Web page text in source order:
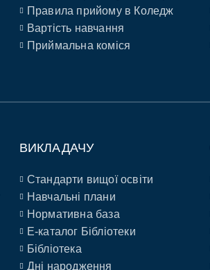
Правила прийому в Коледж
Вартість навчання
Приймальна коміся
ВИКЛАДАЧУ
Стандарти вищої освіти
Навчальні плани
Нормативна база
E-каталог Бібліотеки
Бібліотека
Дні народження